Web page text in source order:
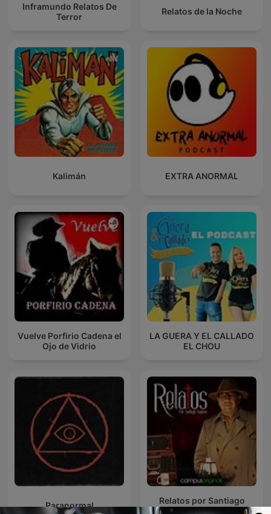
Inframundo Relatos De
Terror
Relatos de la Noche
Kalimán EXTRA ANORMAL
Vuelve Porfirio Cadena el
Ojo de Vidrio
LA GUERA Y EL CALLADO
EL CHOU
Paranormal
Relatos por Santiago
Segovia